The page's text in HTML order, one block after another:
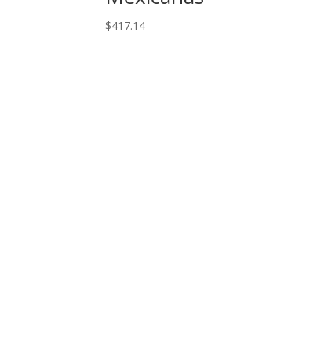
$417.14